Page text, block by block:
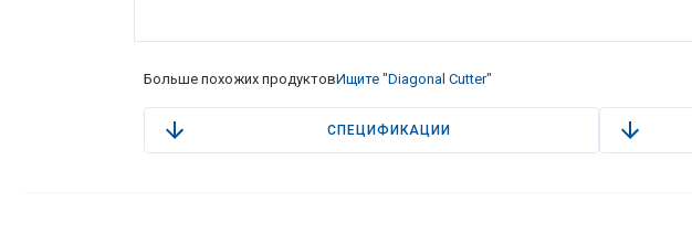
Больше похожих продуктовИщите "Diagonal Cutter"
СПЕЦИФИКАЦИИ